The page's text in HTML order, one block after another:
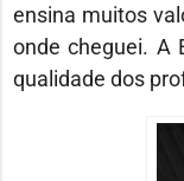
ensina muitos
onde cheguei. A
qualidade dos